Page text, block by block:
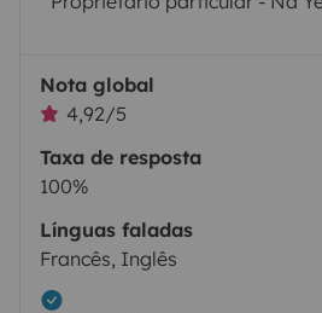
Nota global
4,92/5
Taxa de resposta
100%
Línguas faladas
Francês, Inglês